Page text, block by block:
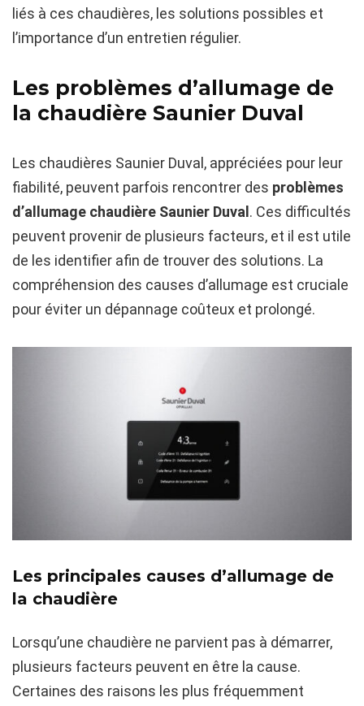
liés à ces chaudières, les solutions possibles et
l’importance d’un entretien régulier.
Les problèmes d’allumage de
la chaudière Saunier Duval
Les chaudières Saunier Duval, appréciées pour leur
fiabilité, peuvent parfois rencontrer des problèmes
d’allumage chaudière Saunier Duval. Ces difficultés
peuvent provenir de plusieurs facteurs, et il est utile
de les identifier afin de trouver des solutions. La
compréhension des causes d’allumage est cruciale
pour éviter un dépannage coûteux et prolongé.
Les principales causes d’allumage de
la chaudière
Lorsqu’une chaudière ne parvient pas à démarrer,
plusieurs facteurs peuvent en être la cause.
Certaines des raisons les plus fréquemment